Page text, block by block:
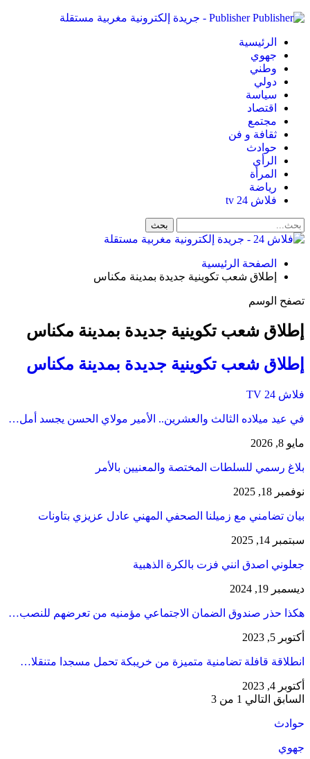
Publisher - جريدة إلكترونية مغربية مستقلة
الرئيسية
جهوي
وطني
دولي
سياسة
اقتصاد
مجتمع
ثقافة و فن
حوادث
الرأي
المرأة
رياضة
فلاش 24 tv
الصفحة الرئيسية
إطلاق شعب تكوينية جديدة بمدينة مكناس
تصفح الوسم
إطلاق شعب تكوينية جديدة بمدينة مكناس
إطلاق شعب تكوينية جديدة بمدينة مكناس
فلاش 24 TV
في عيد ميلاده الثالث والعشرين.. الأمير مولاي الحسن يجسد أمل…
مايو 8, 2026
بلاغ رسمي للسلطات المختصة والمعنيين بالأمر
نوفمبر 18, 2025
بيان تضامني مع زميلنا الصحفي المهني عادل عزيزي بتاونات
سبتمبر 14, 2025
جعلوني اصدق انني فزت بالكرة الذهبية
ديسمبر 19, 2024
هكذا حذر صندوق الضمان الاجتماعي مؤمنيه من تعرضهم للنصب…
أكتوبر 5, 2023
انطلاقة قافلة تضامنية متميزة من خريبكة تحمل مسجدا متنقلا…
أكتوبر 4, 2023
السابق التالي 1 من 3
حوادث
جهوي